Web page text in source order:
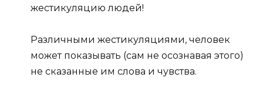
жестикуляцию людей!
Различными жестикуляциями, человек
может показывать (сам не осознавая этого)
не сказанные им слова и чувства.